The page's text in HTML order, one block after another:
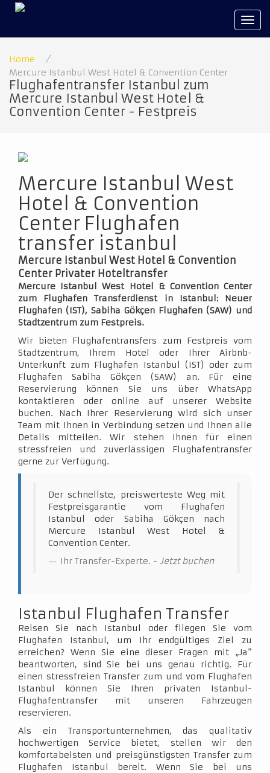
Home
/
Mercure Istanbul West Hotel & Convention Center
Flughafentransfer Istanbul zum
Mercure Istanbul West Hotel &
Convention Center - Festpreis
Mercure Istanbul West
Hotel & Convention
Center Flughafen
transfer istanbul
Mercure Istanbul West Hotel & Convention
Center Privater Hoteltransfer
Mercure Istanbul West Hotel & Convention Center
zum Flughafen Transferdienst in Istanbul: Neuer
Flughafen (IST), Sabiha Gökçen Flughafen (SAW) und
Stadtzentrum zum Festpreis.
Wir bieten Flughafentransfers zum Festpreis vom
Stadtzentrum, Ihrem Hotel oder Ihrer Airbnb-
Unterkunft zum Flughafen Istanbul (IST) oder zum
Flughafen Sabiha Gökçen (SAW) an. Für eine
Reservierung können Sie uns über WhatsApp
kontaktieren oder online auf unserer Website
buchen. Nach Ihrer Reservierung wird sich unser
Team mit Ihnen in Verbindung setzen und Ihnen alle
Details mitteilen. Wir stehen Ihnen für einen
stressfreien und zuverlässigen Flughafentransfer
gerne zur Verfügung.
Der schnellste, preiswerteste Weg mit
Festpreisgarantie vom Flughafen
Istanbul oder Sabiha Gökçen nach
Mercure Istanbul West Hotel &
Convention Center.
Ihr Transfer-Experte. - Jetzt buchen
Istanbul Flughafen Transfer
Reisen Sie nach Istanbul oder fliegen Sie vom
Flughafen Istanbul, um Ihr endgültiges Ziel zu
erreichen? Wenn Sie eine dieser Fragen mit „Ja“
beantworten, sind Sie bei uns genau richtig. Für
einen stressfreien Transfer zum und vom Flughafen
Istanbul können Sie Ihren privaten Istanbul-
Flughafentransfer mit unseren Fahrzeugen
reservieren.
Als ein Transportunternehmen, das qualitativ
hochwertigen Service bietet, stellen wir den
komfortabelsten und preisgünstigsten Transfer zum
Flughafen Istanbul bereit. Wenn Sie bei uns